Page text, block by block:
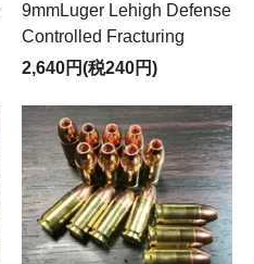
9mmLuger Lehigh Defense
Controlled Fracturing
2,640円(税240円)